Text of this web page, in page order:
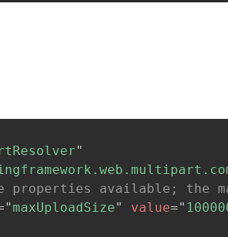
"
properties available; the
" maxUploadSize" value="